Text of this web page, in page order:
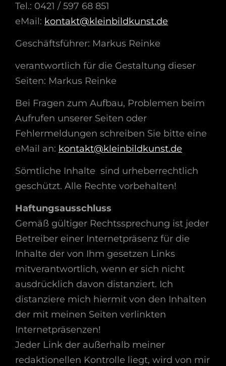
Tel.: 0421 / 597 68 851
eMail: kontakt@kleinbildkunst.de
Geschäftsführer: Markus Reinke
verantwortlich für die Gestaltung dieser
Seiten: Markus Reinke
Bei Fragen zum Aufbau, Problemen beim
Aufrufen unserer Seiten oder
Fehlermeldungen schreiben Sie bitte eine
eMail an: kontakt@kleinbildkunst.de
Sömtliche Inhalte sind urheberrechtlich
geschützt. Alle Rechte vorbehalten!
Haftungsausschluss
Gemäß gültiger Rechtssprechung ist jeder
Betreiber einer Internetpräsenz für die
Inhalte der von Ihm gesetzen Links
mitverantwortlich, wenn er sich nicht
ausdrücklich davon distanziert. Ich
distanziere mich hiermit von den Inhalten
der mit meinen Seiten verlinkten
Internetpräsenzen!
Jeder Link der außerhalb meiner
redaktionellen Kontrolle liegt, wird von mir